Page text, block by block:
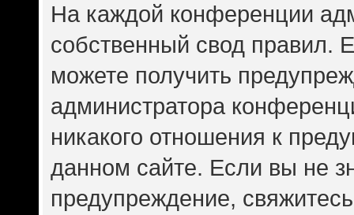
На каждой конференции
собственный свод правил.
можете получить
администратора
никакого отношения к
данном сайте. Если вы не
предупреждение,